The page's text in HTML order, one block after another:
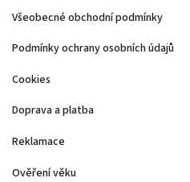
Všeobecné obchodní podmínky
Podmínky ochrany osobních údajů
Cookies
Doprava a platba
Reklamace
Ověření věku